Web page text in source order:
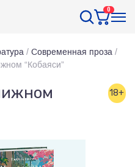
0
/ Современная проза /
“Кобаяси”
18+